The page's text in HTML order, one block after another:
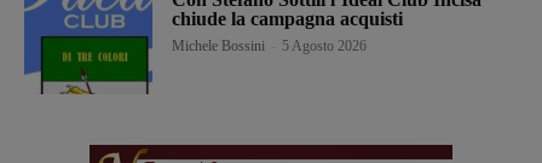
chiude la campagna acquisti
Michele Bossini 5 Agosto 2026